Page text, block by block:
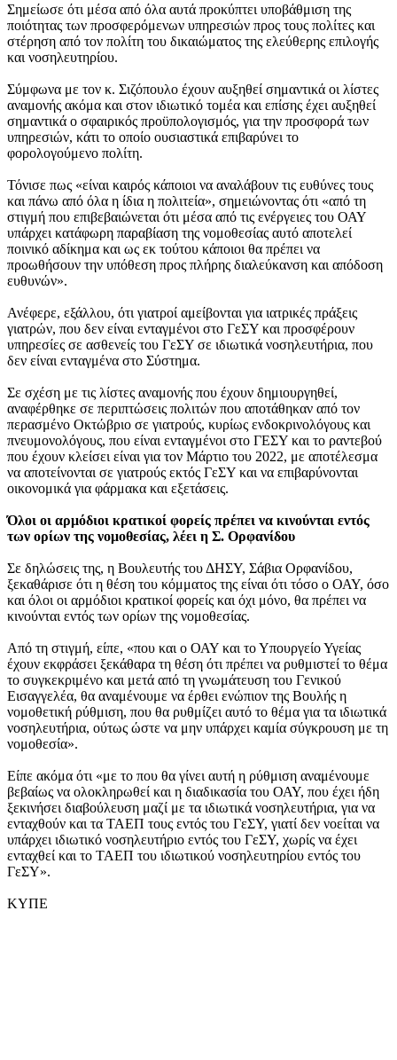
Σημείωσε ότι μέσα από όλα αυτά προκύπτει υποβάθμιση της
ποιότητας των προσφερόμενων υπηρεσιών προς τους πολίτες και
στέρηση από τον πολίτη του δικαιώματος της ελεύθερης επιλογής
και νοσηλευτηρίου.
Σύμφωνα με τον κ. Σιζόπουλο έχουν αυξηθεί σημαντικά οι λίστες
αναμονής ακόμα και στον ιδιωτικό τομέα και επίσης έχει αυξηθεί
σημαντικά ο σφαιρικός προϋπολογισμός, για την προσφορά των
υπηρεσιών, κάτι το οποίο ουσιαστικά επιβαρύνει το
φορολογούμενο πολίτη.
Τόνισε πως «είναι καιρός κάποιοι να αναλάβουν τις ευθύνες τους
και πάνω από όλα η ίδια η πολιτεία», σημειώνοντας ότι «από τη
στιγμή που επιβεβαιώνεται ότι μέσα από τις ενέργειες του ΟΑΥ
υπάρχει κατάφωρη παραβίαση της νομοθεσίας αυτό αποτελεί
ποινικό αδίκημα και ως εκ τούτου κάποιοι θα πρέπει να
προωθήσουν την υπόθεση προς πλήρης διαλεύκανση και απόδοση
ευθυνών».
Ανέφερε, εξάλλου, ότι γιατροί αμείβονται για ιατρικές πράξεις
γιατρών, που δεν είναι ενταγμένοι στο ΓεΣΥ και προσφέρουν
υπηρεσίες σε ασθενείς του ΓεΣΥ σε ιδιωτικά νοσηλευτήρια, που
δεν είναι ενταγμένα στο Σύστημα.
Σε σχέση με τις λίστες αναμονής που έχουν δημιουργηθεί,
αναφέρθηκε σε περιπτώσεις πολιτών που αποτάθηκαν από τον
περασμένο Οκτώβριο σε γιατρούς, κυρίως ενδοκρινολόγους και
πνευμονολόγους, που είναι ενταγμένοι στο ΓΕΣΥ και το ραντεβού
που έχουν κλείσει είναι για τον Μάρτιο του 2022, με αποτέλεσμα
να αποτείνονται σε γιατρούς εκτός ΓεΣΥ και να επιβαρύνονται
οικονομικά για φάρμακα και εξετάσεις.
Όλοι οι αρμόδιοι κρατικοί φορείς πρέπει να κινούνται εντός
των ορίων της νομοθεσίας, λέει η Σ. Ορφανίδου
Σε δηλώσεις της, η Βουλευτής του ΔΗΣΥ, Σάβια Ορφανίδου,
ξεκαθάρισε ότι η θέση του κόμματος της είναι ότι τόσο ο ΟΑΥ, όσο
και όλοι οι αρμόδιοι κρατικοί φορείς και όχι μόνο, θα πρέπει να
κινούνται εντός των ορίων της νομοθεσίας.
Από τη στιγμή, είπε, «που και ο ΟΑΥ και το Υπουργείο Υγείας
έχουν εκφράσει ξεκάθαρα τη θέση ότι πρέπει να ρυθμιστεί το θέμα
το συγκεκριμένο και μετά από τη γνωμάτευση του Γενικού
Εισαγγελέα, θα αναμένουμε να έρθει ενώπιον της Βουλής η
νομοθετική ρύθμιση, που θα ρυθμίζει αυτό το θέμα για τα ιδιωτικά
νοσηλευτήρια, ούτως ώστε να μην υπάρχει καμία σύγκρουση με τη
νομοθεσία».
Είπε ακόμα ότι «με το που θα γίνει αυτή η ρύθμιση αναμένουμε
βεβαίως να ολοκληρωθεί και η διαδικασία του ΟΑΥ, που έχει ήδη
ξεκινήσει διαβούλευση μαζί με τα ιδιωτικά νοσηλευτήρια, για να
ενταχθούν και τα ΤΑΕΠ τους εντός του ΓεΣΥ, γιατί δεν νοείται να
υπάρχει ιδιωτικό νοσηλευτήριο εντός του ΓεΣΥ, χωρίς να έχει
ενταχθεί και το ΤΑΕΠ του ιδιωτικού νοσηλευτηρίου εντός του
ΓεΣΥ».
ΚΥΠΕ